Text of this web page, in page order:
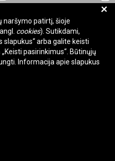
Visos teisės saugomos.
+
naršymo patirtį, šioje
cookies). Sutikdami,
slapukus“ arba galite keisti
pasirinkimus“. Būtinųjų
Informacija apie slapukus